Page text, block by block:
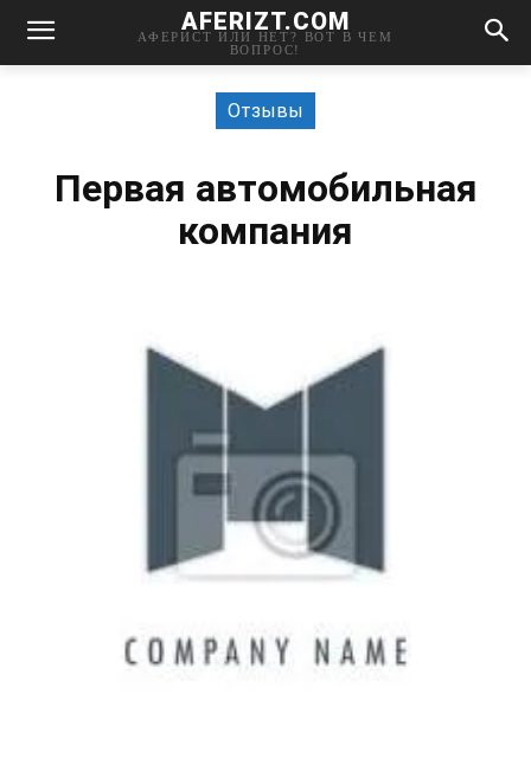
AFERIZT.COM
АФЕРИСТ ИЛИ НЕТ? ВОТ В ЧЕМ
ВОПРОС!
Отзывы
Первая автомобильная
компания